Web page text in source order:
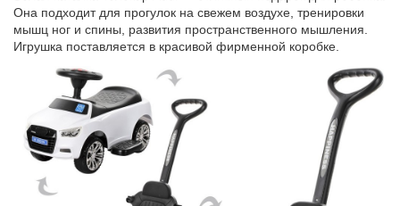
Она подходит для прогулок на свежем воздухе, тренировки
мышц ног и спины, развития пространственного мышления.
Игрушка поставляется в красивой фирменной коробке.